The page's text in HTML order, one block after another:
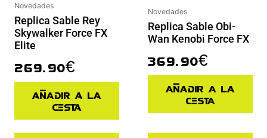
Novedades
Replica Sable Rey
Skywalker Force FX
Elite
269.90€
Añadir a la
cesta
Novedades
Replica Sable Obi-
Wan Kenobi Force FX
369.90€
Añadir a la
cesta